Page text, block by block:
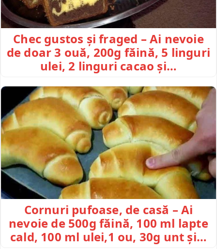
Chec gustos și fraged – Ai nevoie
de doar 3 ouă, 200g făină, 5 linguri
ulei, 2 linguri cacao și…
Cornuri pufoase, de casă – Ai
nevoie de 500g făină, 100 ml lapte
cald, 100 ml ulei,1 ou, 30g unt și…